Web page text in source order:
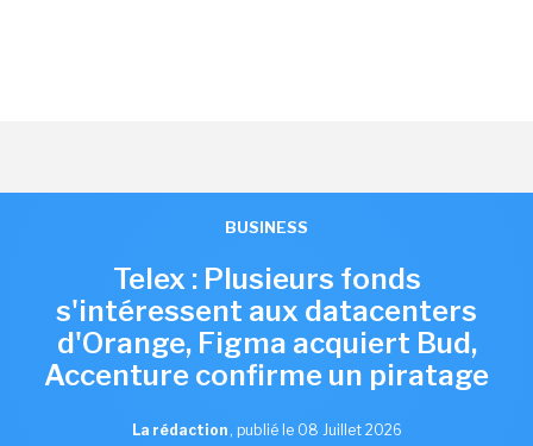
BUSINESS
Telex : Plusieurs fonds
s'intéressent aux datacenters
d'Orange, Figma acquiert Bud,
Accenture confirme un piratage
La rédaction , publié le 08 Juillet 2026